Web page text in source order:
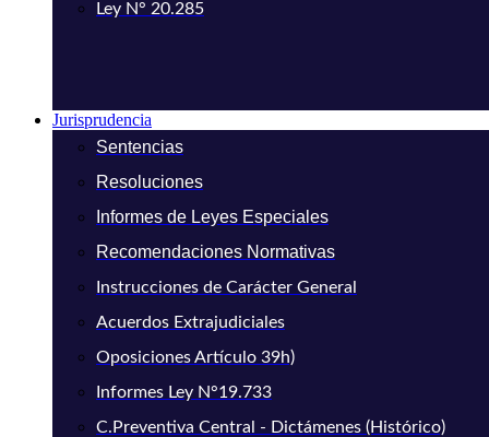
Ley N° 20.285
Jurisprudencia
Sentencias
Resoluciones
Informes de Leyes Especiales
Recomendaciones Normativas
Instrucciones de Carácter General
Acuerdos Extrajudiciales
Oposiciones Artículo 39h)
Informes Ley N°19.733
C.Preventiva Central - Dictámenes (Histórico)